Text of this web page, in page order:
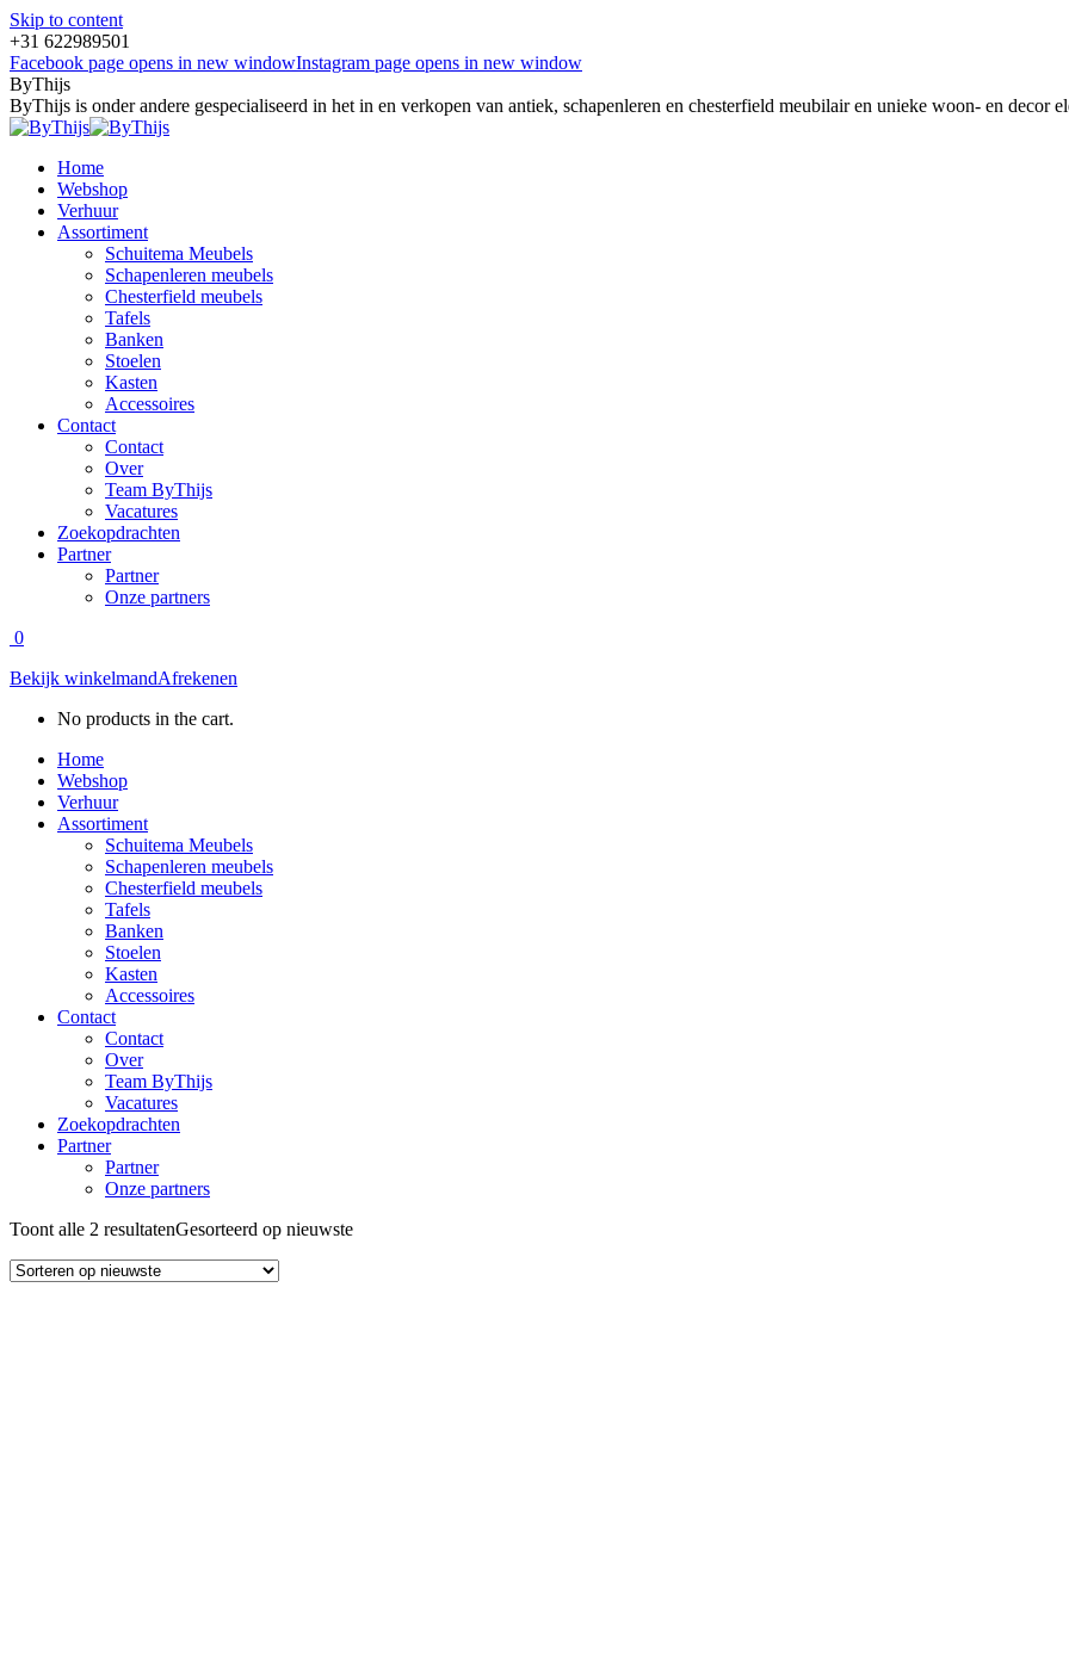
Skip to content
+31 622989501
Facebook page opens in new windowInstagram page opens in new window
ByThijs
ByThijs is onder andere gespecialiseerd in het in en verkopen van antiek, schapenleren en chesterfield meubilair en unieke woon- en decor
Home
Webshop
Verhuur
Assortiment
Schuitema Meubels
Schapenleren meubels
Chesterfield meubels
Tafels
Banken
Stoelen
Kasten
Accessoires
Contact
Contact
Over
Team ByThijs
Vacatures
Zoekopdrachten
Partner
Partner
Onze partners
0
Bekijk winkelmandAfrekenen
No products in the cart.
Home
Webshop
Verhuur
Assortiment
Schuitema Meubels
Schapenleren meubels
Chesterfield meubels
Tafels
Banken
Stoelen
Kasten
Accessoires
Contact
Contact
Over
Team ByThijs
Vacatures
Zoekopdrachten
Partner
Partner
Onze partners
Toont alle 2 resultatenGesorteerd op nieuwste